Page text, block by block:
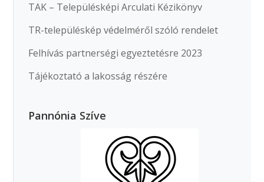
TAK – Településképi Arculati Kézikönyv
TR-településkép védelméről szóló rendelet
Felhívás partnerségi egyeztetésre 2023
Tájékoztató a lakosság részére
Pannónia Szíve